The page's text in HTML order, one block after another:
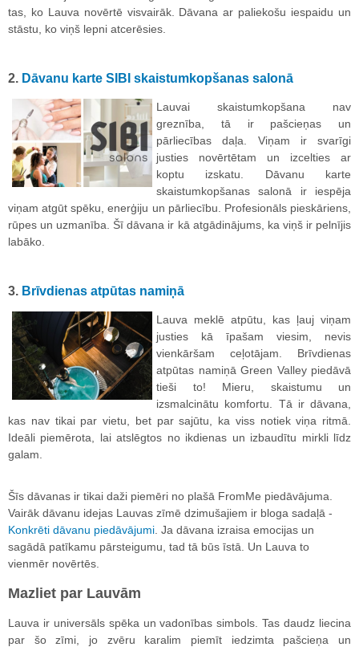
tas, ko Lauva novērtē visvairāk. Dāvana ar paliekošu iespaidu un
stāstu, ko viņš lepni atcerēsies.
2. Dāvanu karte SIBI skaistumkopšanas salonā
Lauvai skaistumkopšana nav
greznība, tā ir pašcieņas un
pārliecības daļa. Viņam ir svarīgi
justies novērtētam un izcelties ar
koptu izskatu. Dāvanu karte
skaistumkopšanas salonā ir iespēja
viņam atgūt spēku, enerģiju un pārliecību. Profesionāls pieskāriens,
rūpes un uzmanība. Šī dāvana ir kā atgādinājums, ka viņš ir pelnījis
labāko.
3. Brīvdienas atpūtas namiņā
Lauva meklē atpūtu, kas ļauj viņam
justies kā īpašam viesim, nevis
vienkāršam ceļotājam. Brīvdienas
atpūtas namiņā Green Valley piedāvā
tieši to! Mieru, skaistumu un
izsmalcinātu komfortu. Tā ir dāvana,
kas nav tikai par vietu, bet par sajūtu, ka viss notiek viņa ritmā.
Ideāli piemērota, lai atslēgtos no ikdienas un izbaudītu mirkli līdz
galam.
Šīs dāvanas ir tikai daži piemēri no plašā FromMe piedāvājuma.
Vairāk dāvanu idejas Lauvas zīmē dzimušajiem ir bloga sadaļā -
Konkrēti dāvanu piedāvājumi . Ja dāvana izraisa emocijas un
sagādā patīkamu pārsteigumu, tad tā būs īstā. Un Lauva to
vienmēr novērtēs.
Mazliet par Lauvām
Lauva ir universāls spēka un vadonības simbols. Tas daudz liecina
par šo zīmi, jo zvēru karalim piemīt iedzimta pašcieņa un